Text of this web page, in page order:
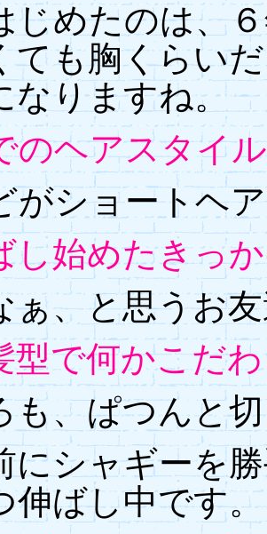
じめたのは、
ても胸くらい
なりますね。
のヘアスタイ
がショートヘ
し始めたきっ
ぁ、と思うお
型で何かこだ
も、ぱつんと
にシャギーを
伸ばし中です。